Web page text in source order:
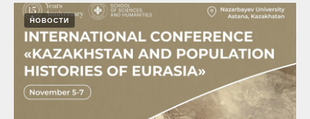
НОВОСТИ